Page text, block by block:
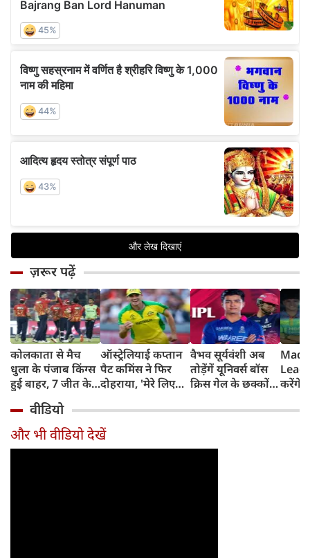
ज़रूर पढ़ें
कोलकाता से मैच
धुला के पंजाब किंग्स
हुई बाहर, 7 जीत के
ऑस्ट्रेलियाई कप्तान
पैट कमिंस ने फिर
दोहराया, 'मेरे लिए
वैभव सूर्यवंशी अब
तोड़ेंगें यूनिवर्स बॉस
क्रिस गेल के छक्कों
करेंगे
टीम में
वीडियो
और भी वीडियो देखें